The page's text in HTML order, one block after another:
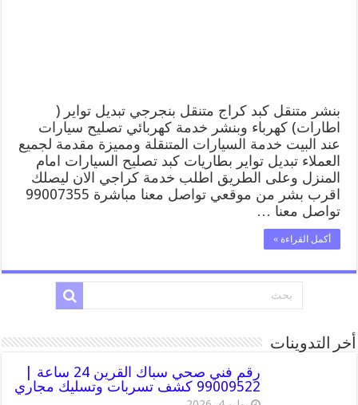
بنشر متنقل كبد كراج متنقل بنجرجي تبديل تواير (
اطارات) كهرباء وبنشر خدمة كهربائي تصليح سيارات
عند البيت خدمة السيارات المتنقلة ومميزة مقدمة لجميع
العملاء تبديل تواير بطاريات كبد تصليح السيارات امام
المنزل وعلى الطريق اطلب خدمة كراجي الان ليصلك
اقرب بشر من موقعي تواصل معنا مباشرة 99007355
تواصل معنا …
أكمل القراءة »
أخر التدوينات
رقم فني صحي سباك القرين 24 ساعة |
99009522 كشف تسربات وتسليك مجاري